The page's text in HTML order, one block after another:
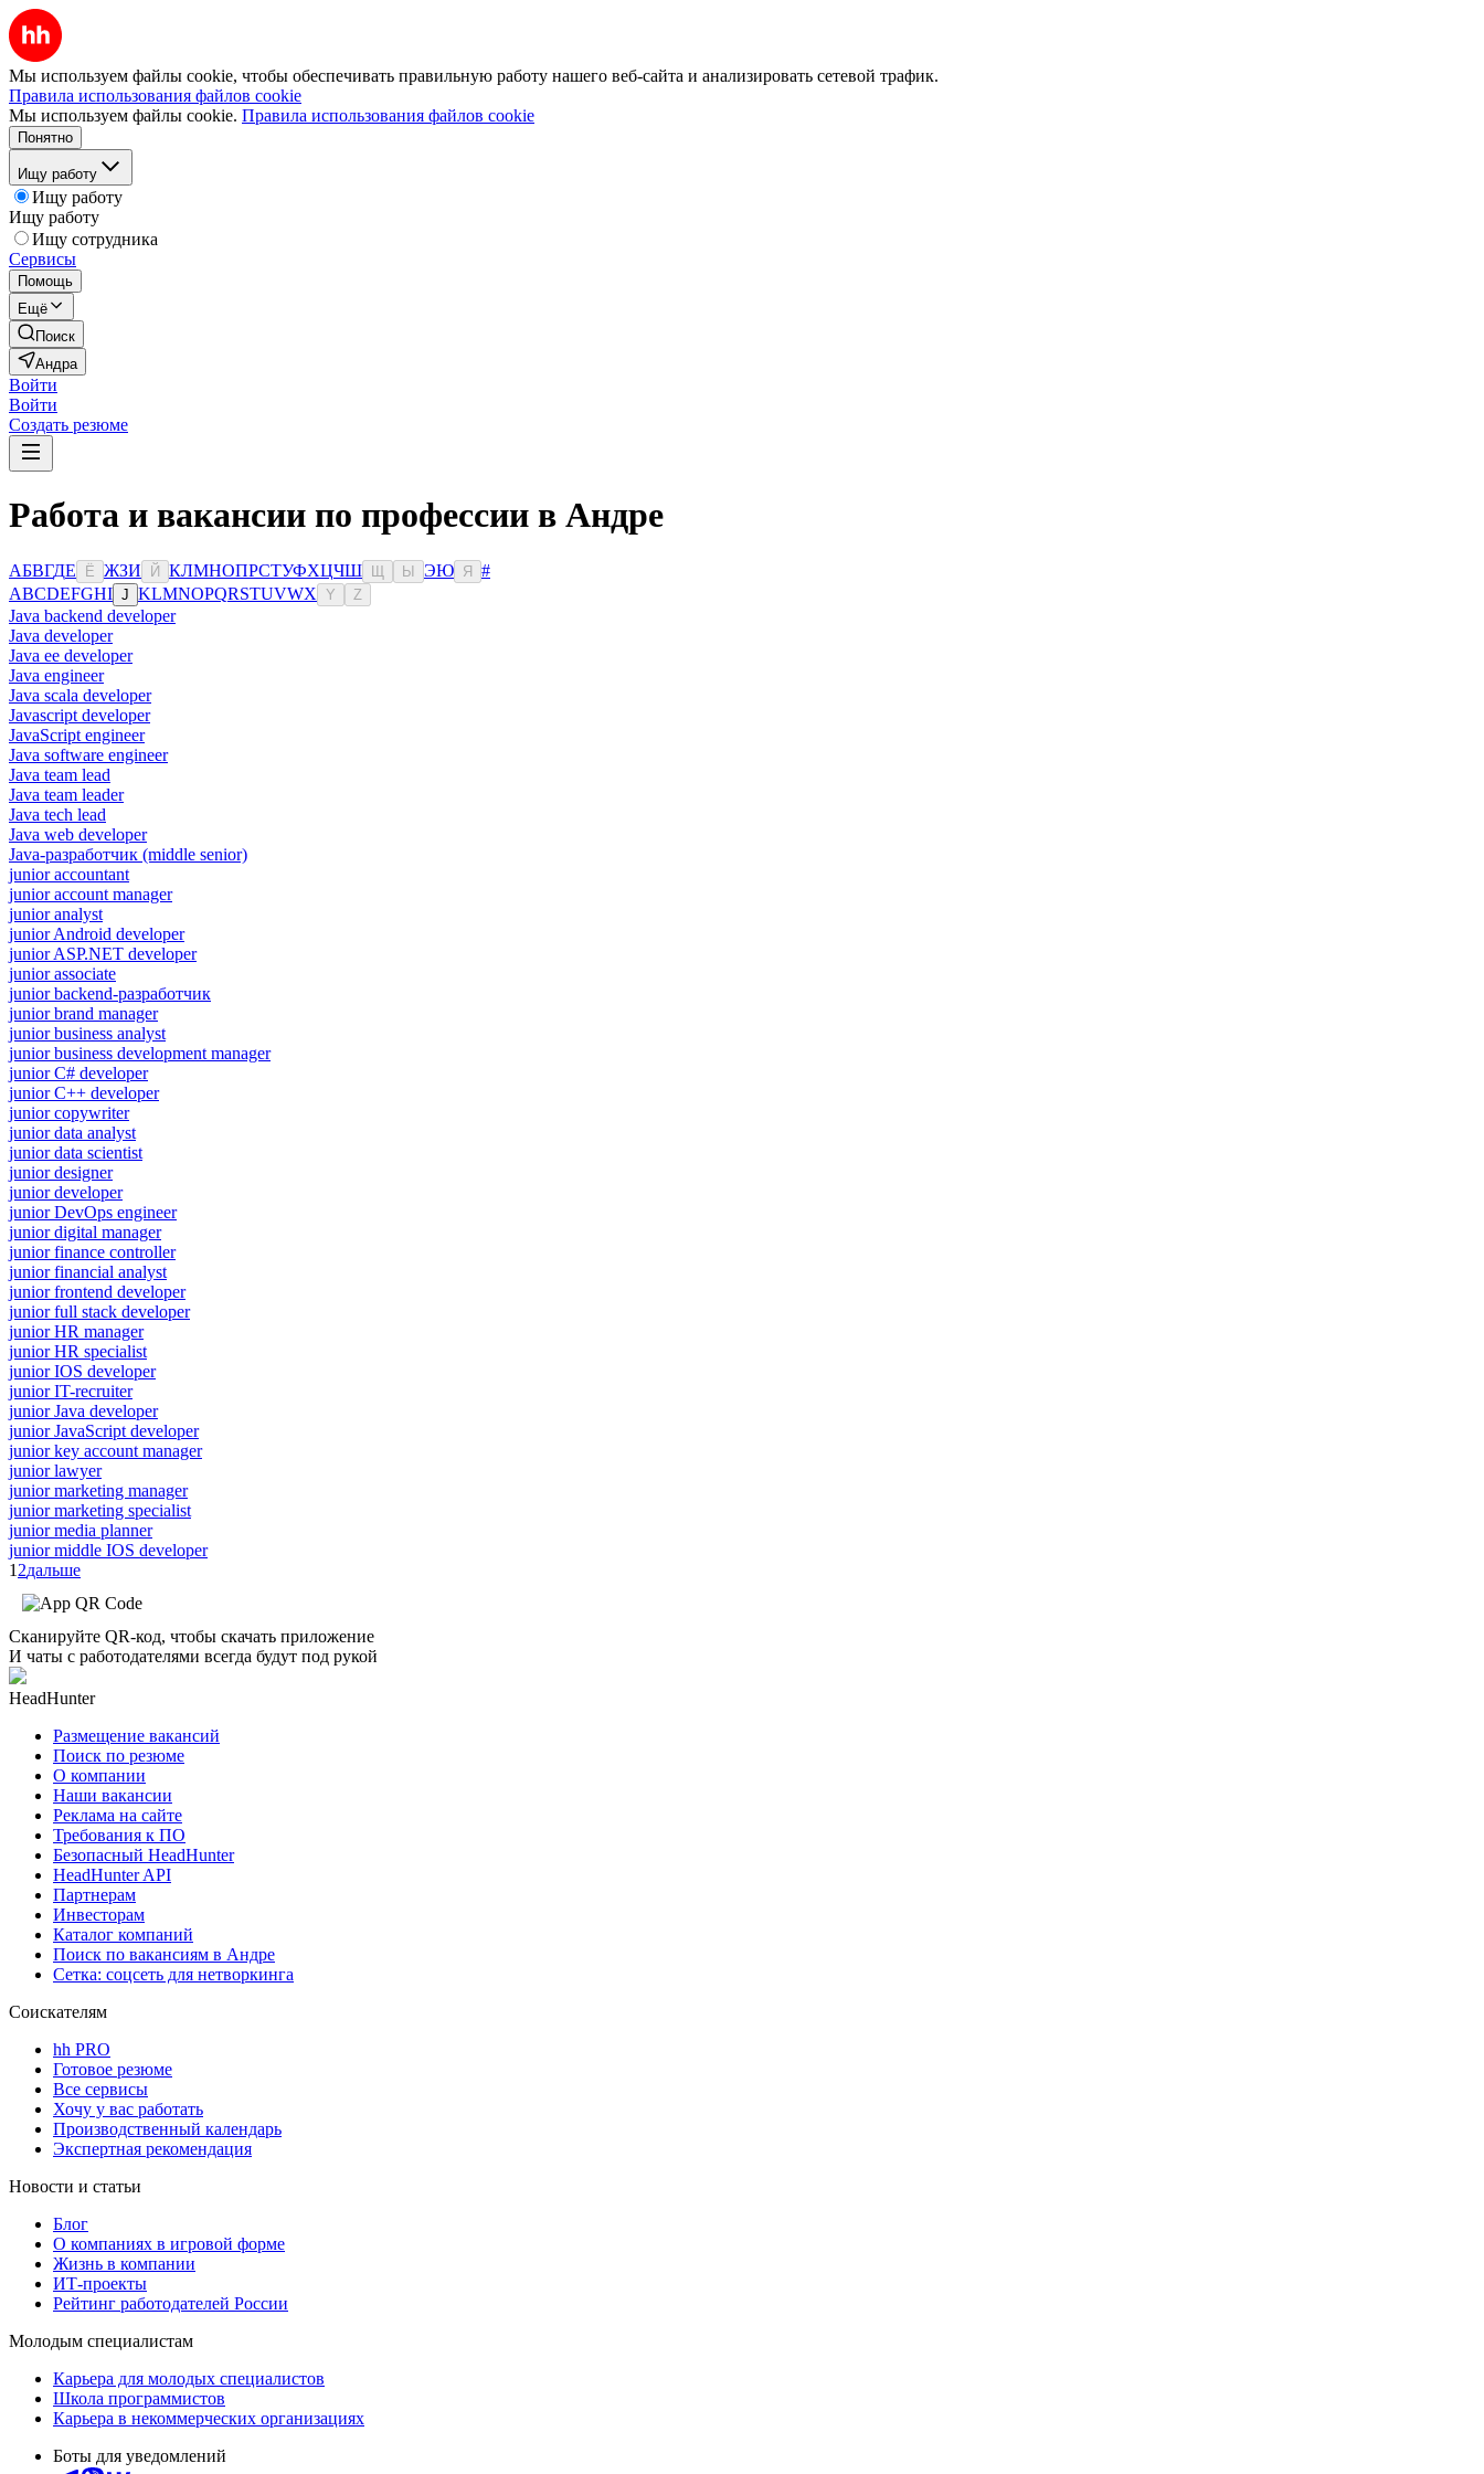
Мы используем файлы cookie, чтобы обеспечивать правильную работу нашего веб-сайта и анализировать сетевой трафик.
Правила использования файлов cookie
Мы используем файлы cookie. Правила использования файлов cookie
Понятно
Ищу работу
Ищу работу
Ищу работу
Ищу сотрудника
Сервисы
Помощь
Ещё
Поиск
Андра
Войти
Войти
Создать резюме
Работа и вакансии по профессии в Андре
АБВГДЕ Ё ЖЗИ Й КЛМНОПРСТУФХЦЧШ Ы ЭЮ Я
#
ABCDEFGHI J KLMNOPQRSTUVWX Y Z
Java backend developer
Java developer
Java ee developer
Java engineer
Java scala developer
Javascript developer
JavaScript engineer
Java software engineer
Java team lead
Java team leader
Java tech lead
Java web developer
Java-разработчик (middle senior)
junior accountant
junior account manager
junior analyst
junior Android developer
junior ASP.NET developer
junior associate
junior backend-разработчик
junior brand manager
junior business analyst
junior business development manager
junior C# developer
junior C++ developer
junior copywriter
junior data analyst
junior data scientist
junior designer
junior developer
junior DevOps engineer
junior digital manager
junior finance controller
junior financial analyst
junior frontend developer
junior full stack developer
junior HR manager
junior HR specialist
junior IOS developer
junior IT-recruiter
junior Java developer
junior JavaScript developer
junior key account manager
junior lawyer
junior marketing manager
junior marketing specialist
junior media planner
junior middle IOS developer
1 2дальше
Сканируйте QR-код, чтобы скачать приложение
И чаты с работодателями всегда будут под рукой
HeadHunter
Размещение вакансий
Поиск по резюме
О компании
Наши вакансии
Реклама на сайте
Требования к ПО
Безопасный HeadHunter
HeadHunter API
Партнерам
Инвесторам
Каталог компаний
Поиск по вакансиям в Андре
Сетка: соцсеть для нетворкинга
Соискателям
hh PRO
Готовое резюме
Все сервисы
Хочу у вас работать
Производственный календарь
Экспертная рекомендация
Новости и статьи
Блог
О компаниях в игровой форме
Жизнь в компании
ИТ-проекты
Рейтинг работодателей России
Молодым специалистам
Карьера для молодых специалистов
Школа программистов
Карьера в некоммерческих организациях
Боты для уведомлений